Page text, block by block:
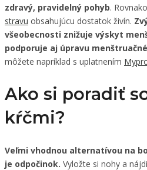
zdravý, pravidelný pohyb.
stravu obsahujúcu dostatok živín.
všeobecnosti znižuje výskyt
podporuje aj úpravu
môžete napríklad s uplatnením
Ako si poradiť
kŕčmi?
Veľmi vhodnou alternatívou na
je odpočinok. Vyložte si nohy a